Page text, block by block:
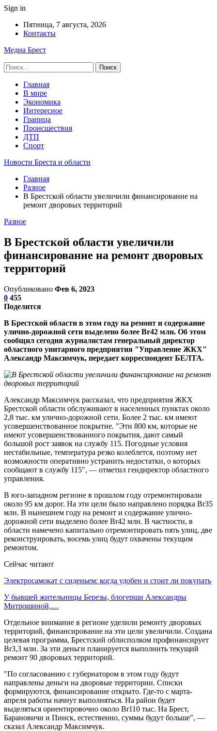
Sign in
Пятница, 7 августа, 2026
Контакты
Медиа Брест
Главная
В мире
Экономика
Интересное
Граница
Происшествия
ДТП
Спорт
Новости Бреста и области
Главная
Разное
В Брестской области увеличили финансирование на
ремонт дворовых территорий
Разное
В Брестской области увеличили
финансирование на ремонт дворовых
территорий
Опубликовано Фев 6, 2023
0 455
Поделится
В Брестской области в этом году на ремонт и содержание
улично-дорожной сети выделено более Br42 млн. Об этом
сообщил сегодня журналистам генеральный директор
областного унитарного предприятия "Управление ЖКХ"
Александр Максимчук, передает корреспондент БЕЛТА.
Александр Максимчук рассказал, что предприятия ЖКХ
Брестской области обслуживают в населенных пунктах около
2,8 тыс. км улично-дорожной сети. Более 2 тыс. км имеют
усовершенствованное покрытие. "Эти 800 км, которые не
имеют усовершенствованного покрытия, дают самый
большой рост заявок на службу 115. Погодные условия
нестабильные, температура резко колеблется, поэтому нет
возможности оперативно устранить недостатки, о которых
сообщают в службу 115", — отметил гендиректор областного
управления.
В юго-западном регионе в прошлом году отремонтировали
около 95 км дорог. На эти цели было направлено порядка Br35
млн. В нынешнем году на ремонт и содержание улично-
дорожной сети выделено более Br42 млн. В частности, в
области намечено капитально отремонтировать пять улиц, две
реконструировать, восемь улиц будут охвачены текущим
ремонтом.
Сейчас читают
Электросамокат с сиденьем: когда удобен и стоит ли покупать
У бывшей жительницы Березы, блогерши Александры
Митрошиной,…
Отдельное внимание в регионе уделили ремонту дворовых
территорий, финансирование на эти цели увеличили. Создана
целевая программа, Брестский облисполком профинансирует
Br3,3 млн. За эти деньги планируется выполнить текущий
ремонт 90 дворовых территорий.
"По согласованию с губернатором в этом году будут
направлены деньги на дворовые территории. Списки
формируются, финансирование открыто. Где-то с марта-
апреля работы начнут выполняться. На район будет
выделяться ориентировочно около Br110 тыс. На Брест,
Барановичи и Пинск, естественно, суммы будут больше", —
сказал Александр Максимчук.